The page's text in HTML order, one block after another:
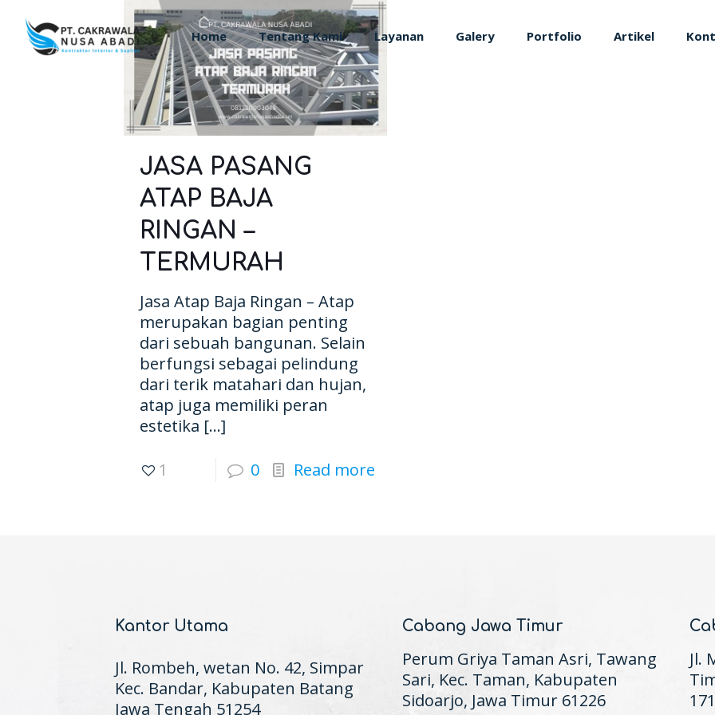
Home Tentang Kami Layanan Galery Portfolio Artikel
JASA PASANG
ATAP BAJA
RINGAN –
TERMURAH
Jasa Atap Baja Ringan – Atap
merupakan bagian penting
dari sebuah bangunan. Selain
berfungsi sebagai pelindung
dari terik matahari dan hujan,
atap juga memiliki peran
estetika […]
1 0 Read more
Kantor Utama
Jl. Rombeh, wetan No. 42, Simpar
Kec. Bandar, Kabupaten Batang
Jawa Tengah 51254
Cabang Jawa Timur
Perum Griya Taman Asri, Tawang
Sari, Kec. Taman, Kabupaten
Sidoarjo, Jawa Timur 61226
Jl.